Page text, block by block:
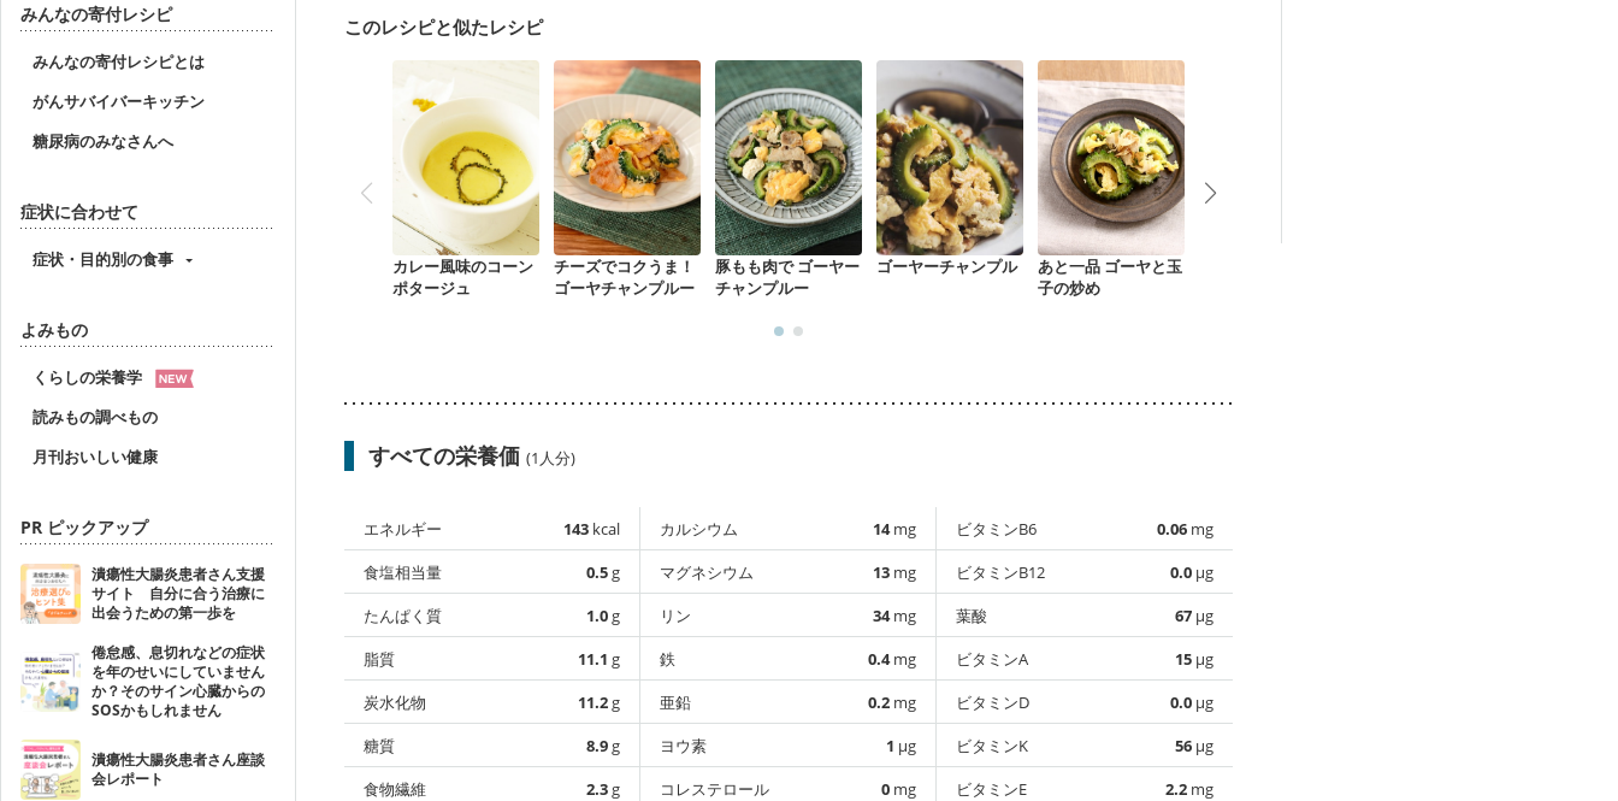
みんなの寄付レシピ
みんなの寄付レシピとは
がんサバイバーキッチン
糖尿病のみなさんへ
症状に合わせて
症状・目的別の食事
よみもの
くらしの栄養学
読みもの調べもの
月刊おいしい健康
PR ピックアップ
潰瘍性大腸炎患者さん支援
サイト 自分に合う治療に
出会うための第一歩を
倦怠感、息切れなどの症状
を年のせいにしていません
か？そのサイン心臓からの
SOSかもしれません
潰瘍性大腸炎患者さん座談
会レポート
このレシピと似たレシピ
カレー風味のコーン
ポタージュ
チーズでコクうま！
ゴーヤチャンプルー
豚もも肉で ゴーヤー
チャンプルー
ゴーヤーチャンプル
あと一品 ゴーヤと玉
子の炒め
すべての栄養価 (1人分)
エネルギー 143 kcal
食塩相当量
0.5g
たんぱく質
1.0g
脂質
11.1 g
炭水化物
11.2g
糖質
8.9g
食物繊維
2.3g
カルシウム 14mg
マグネシウム
13 mg
リン
34mg
鉄
0.4mg
亜鉛
0.2 mg
ヨウ素
1 µg
コレステロール
0 mg
ビタミンB6 0.06 mg
ビタミンB12
0.0 µg
葉酸
67 µg
ビタミンA
15 µg
ビタミンD
0.0 µg
ビタミンK
56 µg
ビタミンE
2.2 mg